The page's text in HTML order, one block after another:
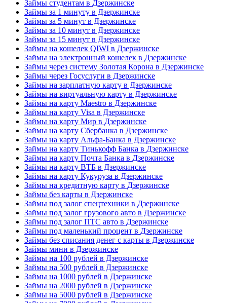
Займы студентам в Дзержинске
Займы за 1 минуту в Дзержинске
Займы за 5 минут в Дзержинске
Займы за 10 минут в Дзержинске
Займы за 15 минут в Дзержинске
Займы на кошелек QIWI в Дзержинске
Займы на электронный кошелек в Дзержинске
Займы через систему Золотая Корона в Дзержинске
Займы через Госуслуги в Дзержинске
Займы на зарплатную карту в Дзержинске
Займы на виртуальную карту в Дзержинске
Займы на карту Maestro в Дзержинске
Займы на карту Visa в Дзержинске
Займы на карту Мир в Дзержинске
Займы на карту Сбербанка в Дзержинске
Займы на карту Альфа-Банка в Дзержинске
Займы на карту Тинькофф Банка в Дзержинске
Займы на карту Почта Банка в Дзержинске
Займы на карту ВТБ в Дзержинске
Займы на карту Кукуруза в Дзержинске
Займы на кредитную карту в Дзержинске
Займы без карты в Дзержинске
Займы под залог спецтехники в Дзержинске
Займы под залог грузового авто в Дзержинске
Займы под залог ПТС авто в Дзержинске
Займы под маленький процент в Дзержинске
Займы без списания денег с карты в Дзержинске
Займы мини в Дзержинске
Займы на 100 рублей в Дзержинске
Займы на 500 рублей в Дзержинске
Займы на 1000 рублей в Дзержинске
Займы на 2000 рублей в Дзержинске
Займы на 5000 рублей в Дзержинске